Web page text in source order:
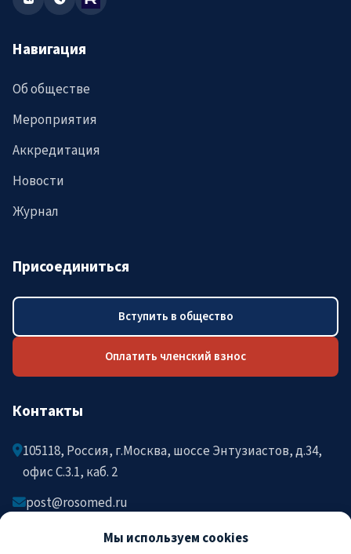
Мы используем cookies
Навигация
Об обществе
Мероприятия
Аккредитация
Новости
Журнал
Присоединиться
Вступить в общество
Оплатить членский взнос
Контакты
105118, Россия, г.Москва, шоссе Энтузиастов, д.34,
офис C.3.1, каб. 2
post@rosomed.ru